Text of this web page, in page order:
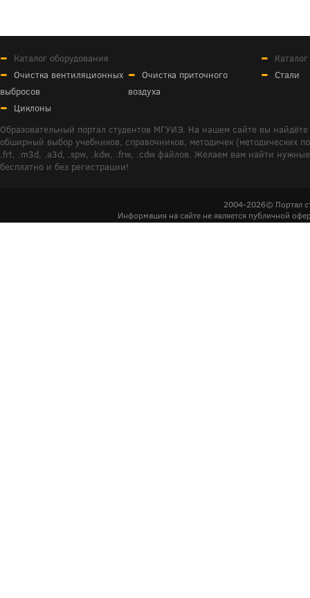
Каталог оборудования
Очистка вентиляционных
выбросов
Очистка приточного
воздуха
Циклоны
Стали
Образовательный портал студентов МГУИЭ. На нашем сайте вы
обширный выбор учебников, справочников, методичек (методических
.frt, .m3d, .a3d, .spw, .kdw, .frw, .cdw файлов. Желаем вам найти
бесплатно и без регистрации!
2004-2026© Портал
Информация на сайте не является публичной